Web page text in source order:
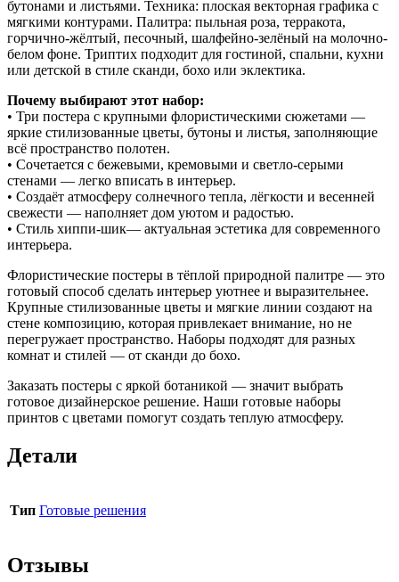
бутонами и листьями. Техника: плоская векторная графика с
мягкими контурами. Палитра: пыльная роза, терракота,
горчично-жёлтый, песочный, шалфейно-зелёный на молочно-
белом фоне. Триптих подходит для гостиной, спальни, кухни
или детской в стиле сканди, бохо или эклектика.
Почему выбирают этот набор:
• Три постера с крупными флористическими сюжетами —
яркие стилизованные цветы, бутоны и листья, заполняющие
всё пространство полотен.
• Сочетается с бежевыми, кремовыми и светло-серыми
стенами — легко вписать в интерьер.
• Создаёт атмосферу солнечного тепла, лёгкости и весенней
свежести — наполняет дом уютом и радостью.
• Стиль хиппи-шик— актуальная эстетика для современного
интерьера.
Флористические постеры в тёплой природной палитре — это
готовый способ сделать интерьер уютнее и выразительнее.
Крупные стилизованные цветы и мягкие линии создают на
стене композицию, которая привлекает внимание, но не
перегружает пространство. Наборы подходят для разных
комнат и стилей — от сканди до бохо.
Заказать постеры с яркой ботаникой — значит выбрать
готовое дизайнерское решение. Наши готовые наборы
принтов с цветами помогут создать теплую атмосферу.
Детали
Тип Готовые решения
Отзывы